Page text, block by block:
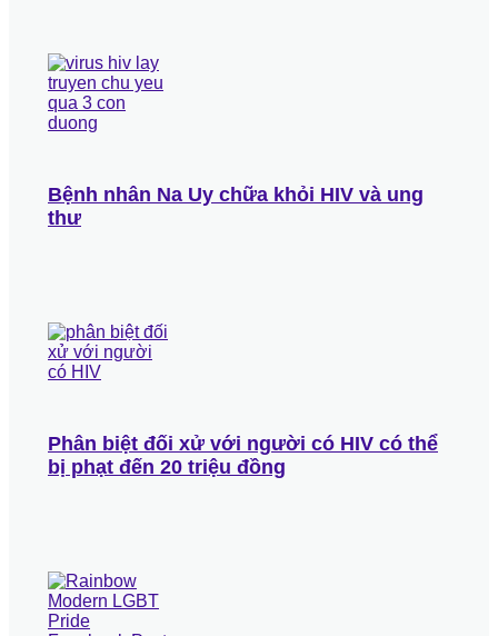
Bệnh nhân Na Uy chữa khỏi HIV và ung
thư
Phân biệt đối xử với người có HIV có thể
bị phạt đến 20 triệu đồng